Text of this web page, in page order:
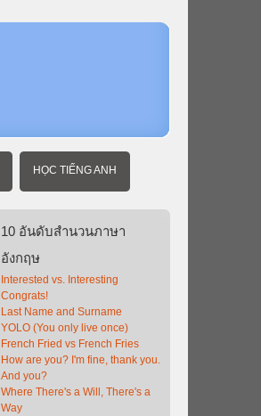
HỌC TIẾNG ANH
10 อันดับสำนวนภาษา
อังกฤษ
Interested vs. Interesting
Congrats!
Last Name and Surname
YOLO (You only live once)
French Fried vs French Fries
How are you? I'm fine, thank you.
And you?
Where There's a Will, There's a
Way